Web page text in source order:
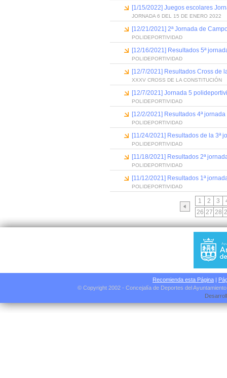
[1/15/2022] Juegos escolares
JORNADA 6 DEL 15 DE ENERO 2022
[12/21/2021] 2ª Jornada de
POLIDEPORTIVIDAD
[12/16/2021] Resultados 5ª
POLIDEPORTIVIDAD
[12/7/2021] Resultados Cross de
XXXV CROSS DE LA CONSTITUCIÓN
[12/7/2021] Jornada 5
POLIDEPORTIVIDAD
[12/2/2021] Resultados 4ª jornada
POLIDEPORTIVIDAD
[11/24/2021] Resultados de la 3ª
POLIDEPORTIVIDAD
[11/18/2021] Resultados 2ª
POLIDEPORTIVIDAD
[11/12/2021] Resultados 1ª
POLIDEPORTIVIDAD
1 2 3
26 27 28
Recomienda esta Página |
© Copyright 2002 - Concejalía de Deportes del